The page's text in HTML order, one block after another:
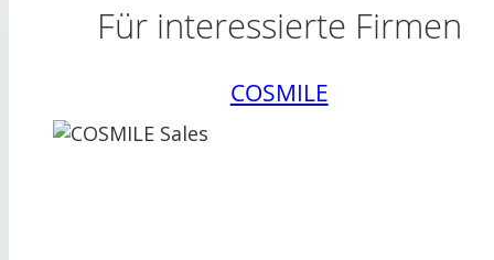
Für interessierte Firmen
COSMILE